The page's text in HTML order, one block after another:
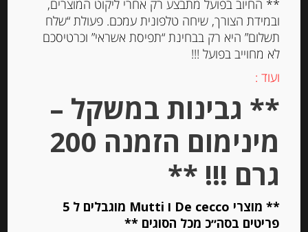
₪129.00
הוספה לסל
Out of
Stock
** החיוב בפועל מתבצע רק אחרי ליקוט המוצרים,
ובמידת הצורך, שיחה טלפונית עמכם. פעולת “שלח
תשלום” היא רק בבחינת “תפיסת אשראי” וכרטיסכם
לא מחוייב בפועל !!!
ועוד :
** גבינות במשקל –
מינימום הזמנה 200
גרם !!! **
** מוצרי De cecco ו Mutti מוגבלים ל 5
פריטים בסה״כ מכל הסוגים **